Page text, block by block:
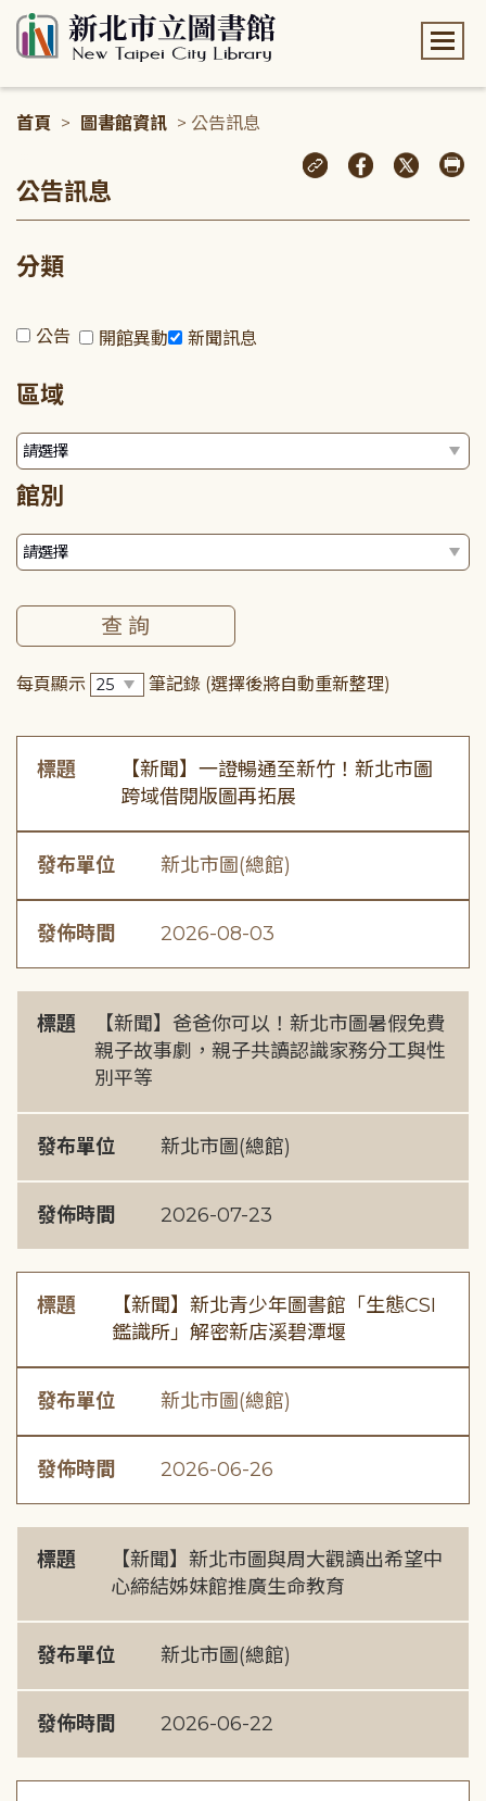
首頁 > 圖書館資訊 > 公告訊息
公告訊息
分類
公告 開館異動 新聞訊息
區域
館別
每頁顯示 筆記錄 (選擇後將自動重新整理)
標題
【新聞】一證暢通至新竹！新北市圖
跨域借閱版圖再拓展
發布單位 新北市圖(總館)
發佈時間 2026-08-03
標題
【新聞】爸爸你可以！新北市圖暑假免費
親子故事劇，親子共讀認識家務分工與性
別平等
發布單位 新北市圖(總館)
發佈時間 2026-07-23
標題
【新聞】新北青少年圖書館「生態CSI
鑑識所」解密新店溪碧潭堰
發布單位 新北市圖(總館)
發佈時間 2026-06-26
標題
【新聞】新北市圖與周大觀讀出希望中
心締結姊妹館推廣生命教育
發布單位 新北市圖(總館)
發佈時間 2026-06-22